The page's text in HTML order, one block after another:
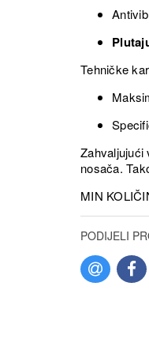
Tehničke
Zahvaljujući
nosača.
MIN
PODIJELI